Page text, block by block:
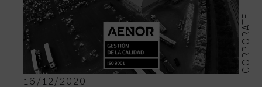
CORPORATE
16/12/2020